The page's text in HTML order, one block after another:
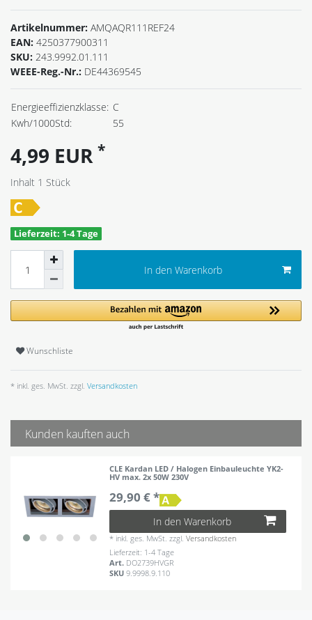
Artikelnummer: AMQAQR111REF24
EAN: 4250377900311
SKU: 243.9992.01.111
WEEE-Reg.-Nr.: DE44369545
Energieeffizienzklasse: C
Kwh/1000Std:
55
4,99 EUR *
Inhalt 1 Stück
Lieferzeit: 1-4 Tage
In den Warenkorb
Wunschliste
* inkl. ges. MwSt. zzgl. Versandkosten
Kunden kauften auch
CLE Kardan LED / Halogen Einbauleuchte YK2-
HV max. 2x 50W 230V
29,90 € *
In den Warenkorb
* inkl. ges. MwSt. zzgl.Versandkosten
Lieferzeit: 1-4 Tage
Art. DO2739HVGR
SKU9.9998.9.110